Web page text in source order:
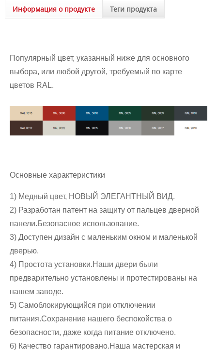
Информация о продукте Теги продукта
Популярный цвет, указанный ниже для основного
выбора, или любой другой, требуемый по карте
цветов RAL.
Основные характеристики
1) Медный цвет, НОВЫЙ ЭЛЕГАНТНЫЙ ВИД.
2) Разработан патент на защиту от пальцев дверной
панели.Безопасное использование.
3) Доступен дизайн с маленьким окном и маленькой
дверью.
4) Простота установки.Наши двери были
предварительно установлены и протестированы на
нашем заводе.
5) Самоблокирующийся при отключении
питания.Сохранение нашего беспокойства о
безопасности, даже когда питание отключено.
6) Качество гарантировано.Наша мастерская и